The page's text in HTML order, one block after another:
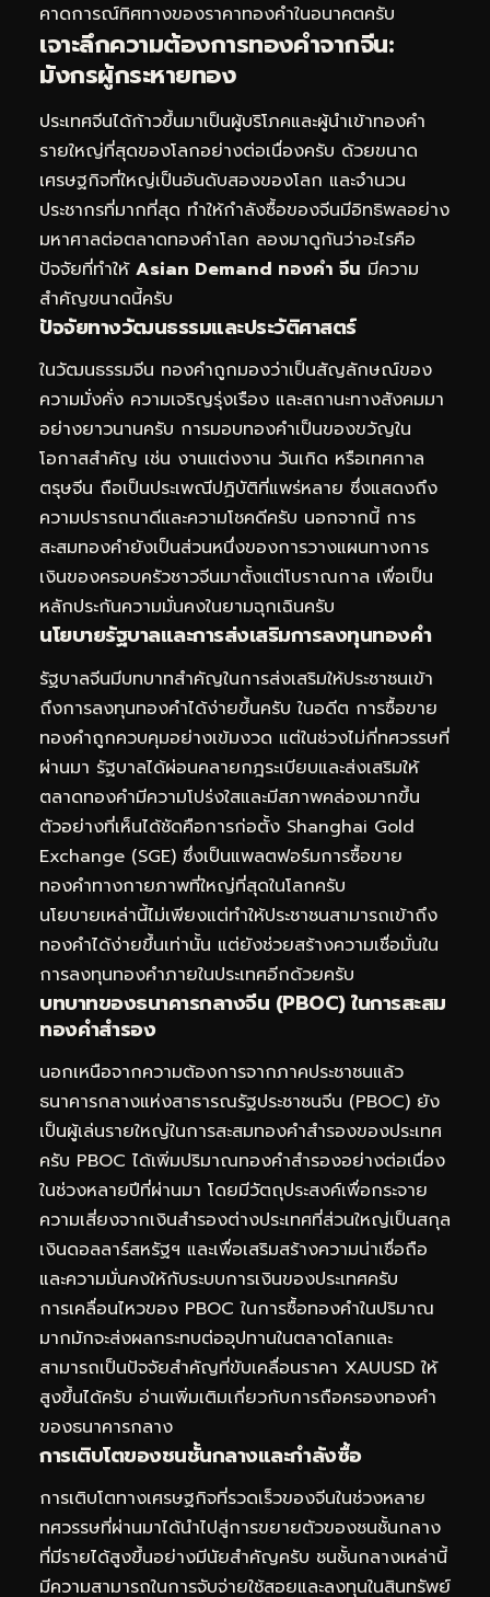
คาดการณ์ทิศทางของราคาทองคำในอนาคตครับ
เจาะลึกความต้องการทองคำจากจีน:
มังกรผู้กระหายทอง
ประเทศจีนได้ก้าวขึ้นมาเป็นผู้บริโภคและผู้นำเข้าทองคำ
รายใหญ่ที่สุดของโลกอย่างต่อเนื่องครับ ด้วยขนาด
เศรษฐกิจที่ใหญ่เป็นอันดับสองของโลก และจำนวน
ประชากรที่มากที่สุด ทำให้กำลังซื้อของจีนมีอิทธิพลอย่าง
มหาศาลต่อตลาดทองคำโลก ลองมาดูกันว่าอะไรคือ
ปัจจัยที่ทำให้ Asian Demand ทองคำ จีน มีความ
สำคัญขนาดนี้ครับ
ปัจจัยทางวัฒนธรรมและประวัติศาสตร์
ในวัฒนธรรมจีน ทองคำถูกมองว่าเป็นสัญลักษณ์ของ
ความมั่งคั่ง ความเจริญรุ่งเรือง และสถานะทางสังคมมา
อย่างยาวนานครับ การมอบทองคำเป็นของขวัญใน
โอกาสสำคัญ เช่น งานแต่งงาน วันเกิด หรือเทศกาล
ตรุษจีน ถือเป็นประเพณีปฏิบัติที่แพร่หลาย ซึ่งแสดงถึง
ความปรารถนาดีและความโชคดีครับ นอกจากนี้ การ
สะสมทองคำยังเป็นส่วนหนึ่งของการวางแผนทางการ
เงินของครอบครัวชาวจีนมาตั้งแต่โบราณกาล เพื่อเป็น
หลักประกันความมั่นคงในยามฉุกเฉินครับ
นโยบายรัฐบาลและการส่งเสริมการลงทุนทองคำ
รัฐบาลจีนมีบทบาทสำคัญในการส่งเสริมให้ประชาชนเข้า
ถึงการลงทุนทองคำได้ง่ายขึ้นครับ ในอดีต การซื้อขาย
ทองคำถูกควบคุมอย่างเข้มงวด แต่ในช่วงไม่กี่ทศวรรษที่
ผ่านมา รัฐบาลได้ผ่อนคลายกฎระเบียบและส่งเสริมให้
ตลาดทองคำมีความโปร่งใสและมีสภาพคล่องมากขึ้น
ตัวอย่างที่เห็นได้ชัดคือการก่อตั้ง Shanghai Gold
Exchange (SGE) ซึ่งเป็นแพลตฟอร์มการซื้อขาย
ทองคำทางกายภาพที่ใหญ่ที่สุดในโลกครับ
นโยบายเหล่านี้ไม่เพียงแต่ทำให้ประชาชนสามารถเข้าถึง
ทองคำได้ง่ายขึ้นเท่านั้น แต่ยังช่วยสร้างความเชื่อมั่นใน
การลงทุนทองคำภายในประเทศอีกด้วยครับ
บทบาทของธนาคารกลางจีน (PBOC) ในการสะสม
ทองคำสำรอง
นอกเหนือจากความต้องการจากภาคประชาชนแล้ว
ธนาคารกลางแห่งสาธารณรัฐประชาชนจีน (PBOC) ยัง
เป็นผู้เล่นรายใหญ่ในการสะสมทองคำสำรองของประเทศ
ครับ PBOC ได้เพิ่มปริมาณทองคำสำรองอย่างต่อเนื่อง
ในช่วงหลายปีที่ผ่านมา โดยมีวัตถุประสงค์เพื่อกระจาย
ความเสี่ยงจากเงินสำรองต่างประเทศที่ส่วนใหญ่เป็นสกุล
เงินดอลลาร์สหรัฐฯ และเพื่อเสริมสร้างความน่าเชื่อถือ
และความมั่นคงให้กับระบบการเงินของประเทศครับ
การเคลื่อนไหวของ PBOC ในการซื้อทองคำในปริมาณ
มากมักจะส่งผลกระทบต่ออุปทานในตลาดโลกและ
สามารถเป็นปัจจัยสำคัญที่ขับเคลื่อนราคา XAUUSD ให้
สูงขึ้นได้ครับ อ่านเพิ่มเติมเกี่ยวกับการถือครองทองคำ
ของธนาคารกลาง
การเติบโตของชนชั้นกลางและกำลังซื้อ
การเติบโตทางเศรษฐกิจที่รวดเร็วของจีนในช่วงหลาย
ทศวรรษที่ผ่านมาได้นำไปสู่การขยายตัวของชนชั้นกลาง
ที่มีรายได้สูงขึ้นอย่างมีนัยสำคัญครับ ชนชั้นกลางเหล่านี้
มีความสามารถในการจับจ่ายใช้สอยและลงทุนในสินทรัพย์